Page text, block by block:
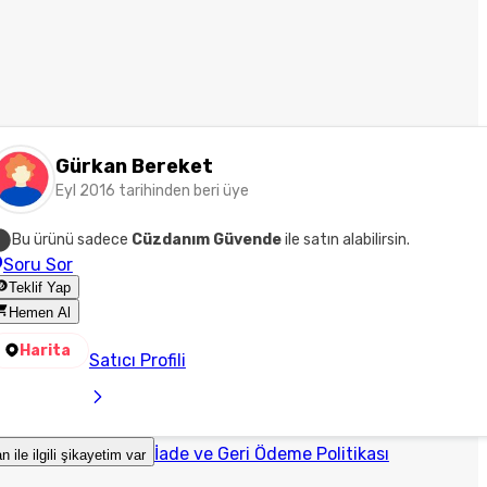
Gürkan Bereket
Eyl 2016 tarihinden beri üye
Bu ürünü sadece Cüzdanım Güvendeile satın alabilirsin.
Soru Sor
Teklif Yap
Hemen Al
Harita Satıcı Profili
ile ilgili şikayetim var İade ve Geri Ödeme Politikası